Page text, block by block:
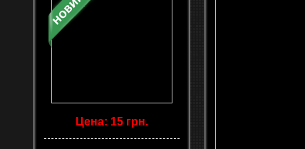
Цена: 15 грн.